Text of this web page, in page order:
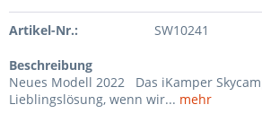
Artikel-Nr.: SW10241
Beschreibung
Neues Modell 2022 Das iKamper
Lieblingslösung, wenn wir... mehr